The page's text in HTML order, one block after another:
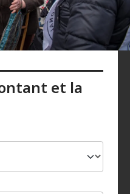
et la